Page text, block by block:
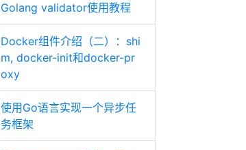
Golang validator使用教程
Docker组件介绍（二）：shi
m, docker-init和docker-pr
oxy
使用Go语言实现一个异步任
务框架